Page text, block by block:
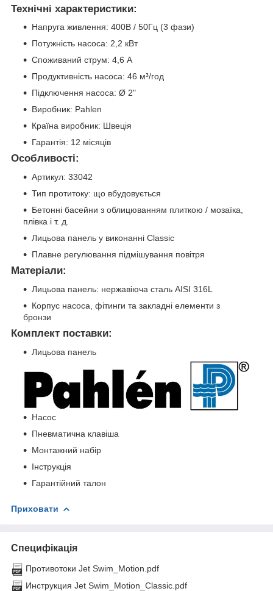
Технічні характеристики:
Напруга живлення: 400В / 50Гц (3 фази)
Потужність насоса: 2,2 кВт
Споживаний струм: 4,6 А
Продуктивність насоса: 46 м³/год
Підключення насоса: Ø 2"
Виробник: Pahlen
Країна виробник: Швеція
Гарантія: 12 місяців
Особливості:
Артикул: 33042
Тип протитоку: що вбудовується
Бетонні басейни з облицюванням плиткою / мозаїка,
плівка і т. д.
Лицьова панель у виконанні Classiс
Плавне регулювання підмішування повітря
Матеріали:
Лицьова панель: нержавіюча сталь AISI 316L
Корпус насоса, фітинги та закладні елементи з
бронзи
Комплект поставки:
Лицьова панель
Насос
Пневматична клавіша
Монтажний набір
Інструкція
Гарантійний талон
Приховати
Специфікація
Противотоки Jet Swim_Motion.pdf
Инструкция Jet Swim_Motion_Classic.pdf